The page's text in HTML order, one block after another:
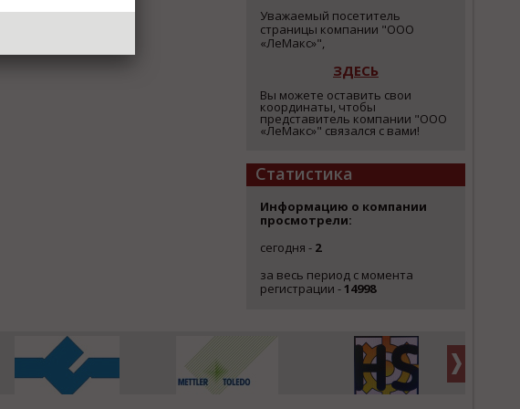
Уважаемый посетитель
страницы компании "ООО
«ЛеМакс»",
ЗДЕСЬ
Вы можете оставить свои
координаты, чтобы
представитель компании "ООО
«ЛеМакс»" связался с вами!
Статистика
Информацию о компании
просмотрели:
сегодня - 2
за весь период с момента
регистрации -14998